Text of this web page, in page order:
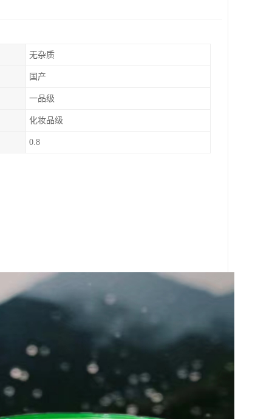
无杂质
国产
一品级
化妆品级
0.8